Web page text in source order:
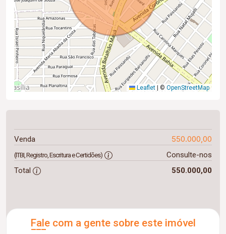
Leaflet © OpenStreetMap
Venda 550.000,00
(ITBI, Registro, Escritura e Certidões)
Consulte-nos
Total
550.000,00
Fale com a gente sobre este imóvel